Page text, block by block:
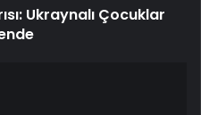
Ukraynalı Çocuklar